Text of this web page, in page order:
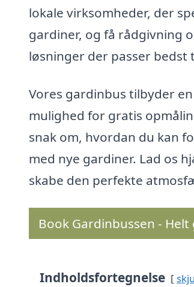
lokale virksomheder, der
gardiner, og få rådgivning
løsninger der passer bedst
Vores gardinbus tilbyder
mulighed for gratis
snak om, hvordan du kan
med nye gardiner. Lad os
skabe den perfekte
Book Gardinbussen - Helt
Indholdsfortegnelse